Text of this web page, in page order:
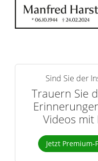
Sind Sie der
Trauern Sie
Videos
Jetzt